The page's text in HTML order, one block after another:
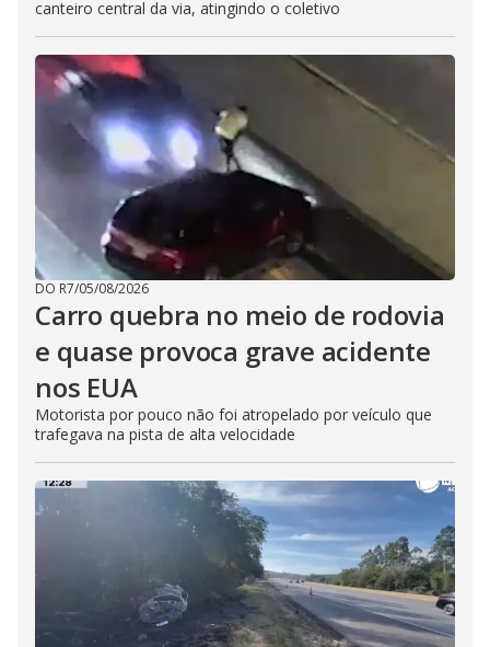
canteiro central da via, atingindo o coletivo
DO R7/05/08/2026
Carro quebra no meio de rodovia
e quase provoca grave acidente
nos EUA
Motorista por pouco não foi atropelado por veículo que
trafegava na pista de alta velocidade